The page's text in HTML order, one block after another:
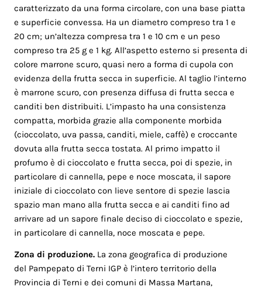
caratterizzato da una forma circolare, con una base piatta
e superficie convessa. Ha un diametro compreso tra 1 e
20 cm; un’altezza compresa tra 1 e 10 cm e un peso
compreso tra 25 g e 1 kg. All’aspetto esterno si presenta di
colore marrone scuro, quasi nero a forma di cupola con
evidenza della frutta secca in superficie. Al taglio l’interno
è marrone scuro, con presenza diffusa di frutta secca e
canditi ben distribuiti. L’impasto ha una consistenza
compatta, morbida grazie alla componente morbida
(cioccolato, uva passa, canditi, miele, caffè) e croccante
dovuta alla frutta secca tostata. Al primo impatto il
profumo è di cioccolato e frutta secca, poi di spezie, in
particolare di cannella, pepe e noce moscata, il sapore
iniziale di cioccolato con lieve sentore di spezie lascia
spazio man mano alla frutta secca e ai canditi fino ad
arrivare ad un sapore finale deciso di cioccolato e spezie,
in particolare di cannella, noce moscata e pepe.
Zona di produzione. La zona geografica di produzione
del Pampepato di Terni IGP è l’intero territorio della
Provincia di Terni e dei comuni di Massa Martana,